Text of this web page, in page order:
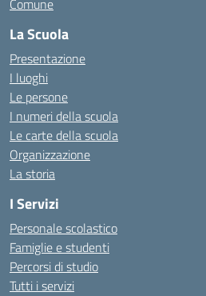
Comune
La Scuola
Presentazione
I luoghi
Le persone
I numeri della scuola
Le carte della scuola
Organizzazione
La storia
I Servizi
Personale scolastico
Famiglie e studenti
Percorsi di studio
Tutti i servizi